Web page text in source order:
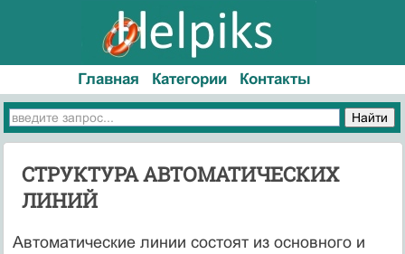
Главная Категории Контакты
СТРУКТУРА АВТОМАТИЧЕСКИХ
ЛИНИЙ
Автоматические линии состоят из основного и